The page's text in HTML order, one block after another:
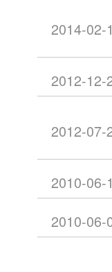
2014-02-
2012-12-
2012-07-
2010-06-
2010-06-